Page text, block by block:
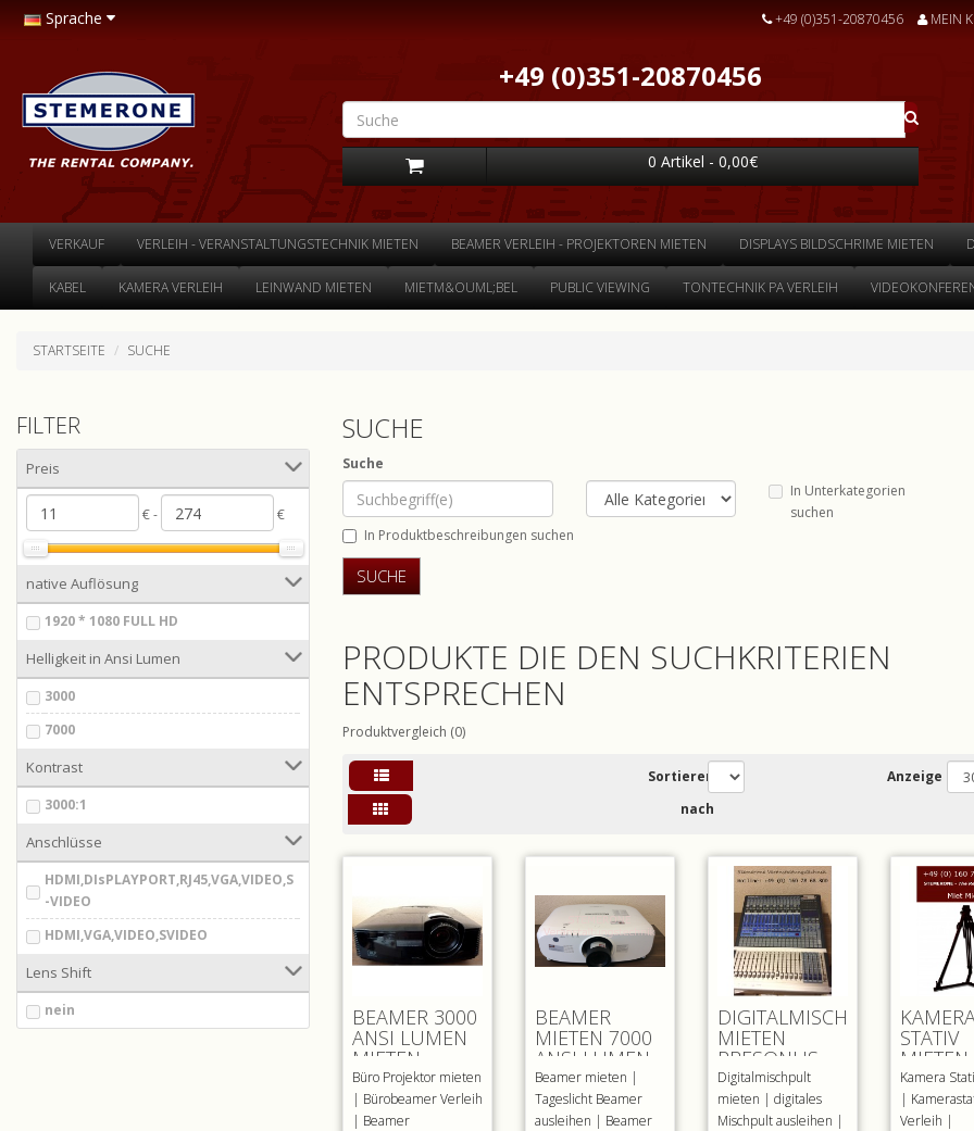
Sprache +49 (0)351-20870456 MEIN
+49 (0)351-20870456
0 Artikel - 0,00€
VERKAUF VERLEIH - VERANSTALTUNGSTECHNIK MIETEN BEAMER VERLEIH - PROJEKTOREN MIETEN DISPLAYS BILDSCHRIME MIETEN
KABEL KAMERA VERLEIH LEINWAND MIETEN MIETM&OUML;BEL PUBLIC VIEWING TONTECHNIK PA VERLEIH
STARTSEITE SUCHE
FILTER
Preis
€ - €
native Auflösung
1920 * 1080 FULL HD
Helligkeit in Ansi Lumen
3000
7000
Kontrast
3000:1
Anschlüsse
HDMI,DIsPLAYPORT,RJ45,VGA,VIDEO,S
-VIDEO
HDMI,VGA,VIDEO,SVIDEO
Lens Shift
nein
SUCHE
Suche
In Unterkategorien
suchen
In Produktbeschreibungen suchen
PRODUKTE DIE DEN SUCHKRITERIEN
ENTSPRECHEN
Produktvergleich (0)
Sortieren
nach
Anzeige
BEAMER 3000
ANSI LUMEN
MIETEN
Büro Projektor mieten
| Bürobeamer Verleih
| Beamer
BEAMER
MIETEN 7000
ANSI LUMEN
WXGA LEIHEN
Beamer mieten |
Tageslicht Beamer
ausleihen | Beamer
DIGITALMISCHPULT
MIETEN
PRESONUS
STUDIO LIVE
16.4.2
Digitalmischpult
mieten | digitales
Mischpult ausleihen |
STATIV
MIETEN
MVB
Kamera
|
Verleih |